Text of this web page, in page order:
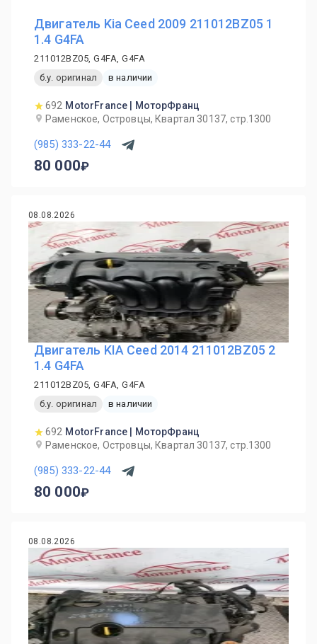
Двигатель Kia Ceed 2009 211012BZ05 1
1.4 G4FA
211012BZ05, G4FA, G4FA
б.у. оригинал
в наличии
692 MotorFrance | МоторФранц
Раменское, Островцы, Квартал 30137, стр.1300
(985) 333-22-44
80 000
08.08.2026
Двигатель KIA Ceed 2014 211012BZ05 2
1.4 G4FA
211012BZ05, G4FA, G4FA
б.у. оригинал
в наличии
692 MotorFrance | МоторФранц
Раменское, Островцы, Квартал 30137, стр.1300
(985) 333-22-44
80 000
08.08.2026